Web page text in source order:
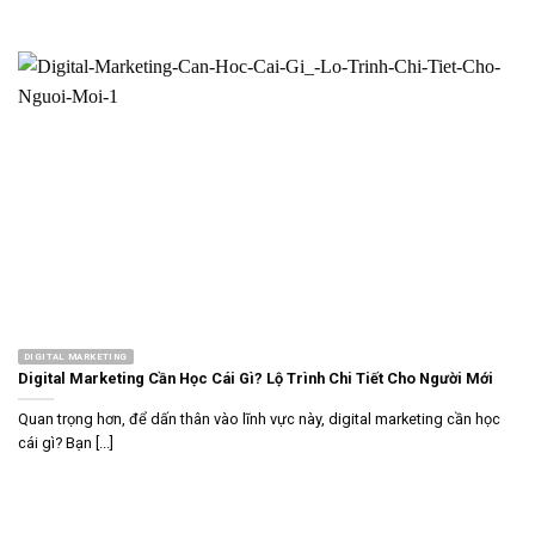
DIGITAL MARKETING
Digital Marketing Cần Học Cái Gì? Lộ Trình Chi Tiết Cho Người Mới
Quan trọng hơn, để dấn thân vào lĩnh vực này, digital marketing cần học
cái gì? Bạn [...]